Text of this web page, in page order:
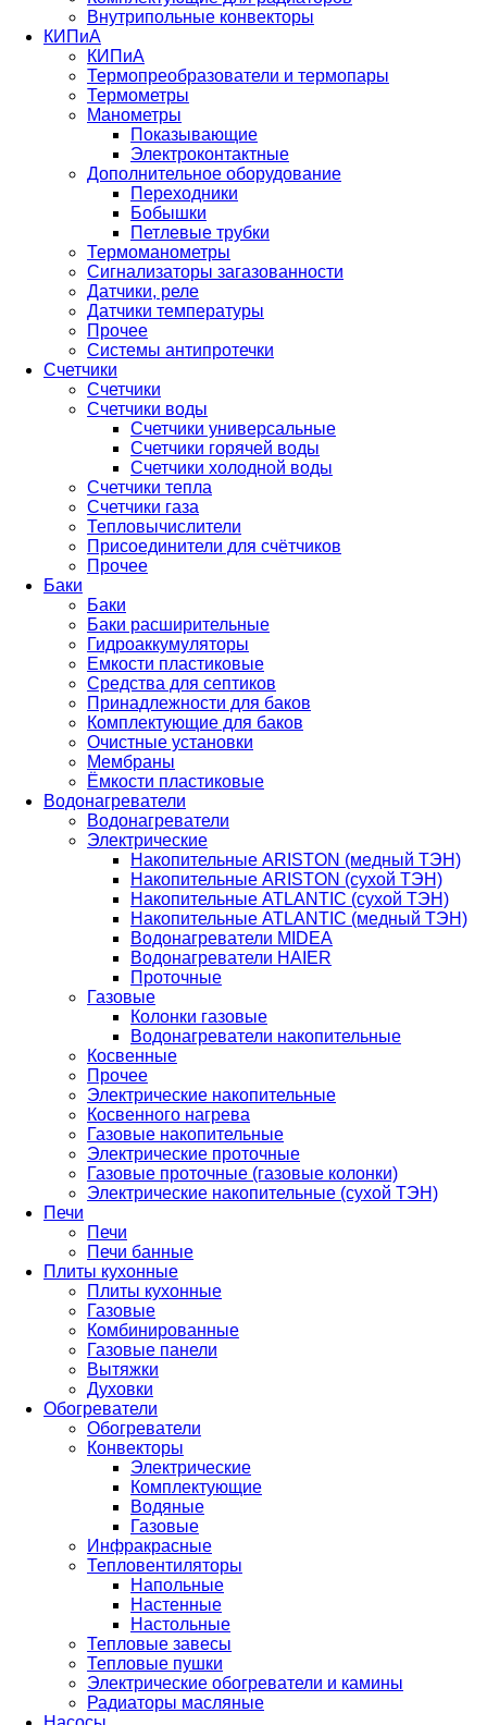
Внутрипольные конвекторы
КИПиА
КИПиА
Термопреобразователи и термопары
Термометры
Манометры
Показывающие
Электроконтактные
Дополнительное оборудование
Переходники
Бобышки
Петлевые трубки
Термоманометры
Сигнализаторы загазованности
Датчики, реле
Датчики температуры
Прочее
Системы антипротечки
Счетчики
Счетчики
Счетчики воды
Счетчики универсальные
Счетчики горячей воды
Счетчики холодной воды
Счетчики тепла
Счетчики газа
Тепловычислители
Присоединители для счётчиков
Прочее
Баки
Баки
Баки расширительные
Гидроаккумуляторы
Емкости пластиковые
Средства для септиков
Принадлежности для баков
Комплектующие для баков
Очистные установки
Мембраны
Ёмкости пластиковые
Водонагреватели
Водонагреватели
Электрические
Накопительные ARISTON (медный ТЭН)
Накопительные ARISTON (сухой ТЭН)
Накопительные ATLANTIC (сухой ТЭН)
Накопительные ATLANTIC (медный ТЭН)
Водонагреватели MIDEA
Водонагреватели HAIER
Проточные
Газовые
Колонки газовые
Водонагреватели накопительные
Косвенные
Прочее
Электрические накопительные
Косвенного нагрева
Газовые накопительные
Электрические проточные
Газовые проточные (газовые колонки)
Электрические накопительные (сухой ТЭН)
Печи
Печи
Печи банные
Плиты кухонные
Плиты кухонные
Газовые
Комбинированные
Газовые панели
Вытяжки
Духовки
Обогреватели
Обогреватели
Конвекторы
Электрические
Комплектующие
Водяные
Газовые
Инфракрасные
Тепловентиляторы
Напольные
Настенные
Настольные
Тепловые завесы
Тепловые пушки
Электрические обогреватели и камины
Радиаторы масляные